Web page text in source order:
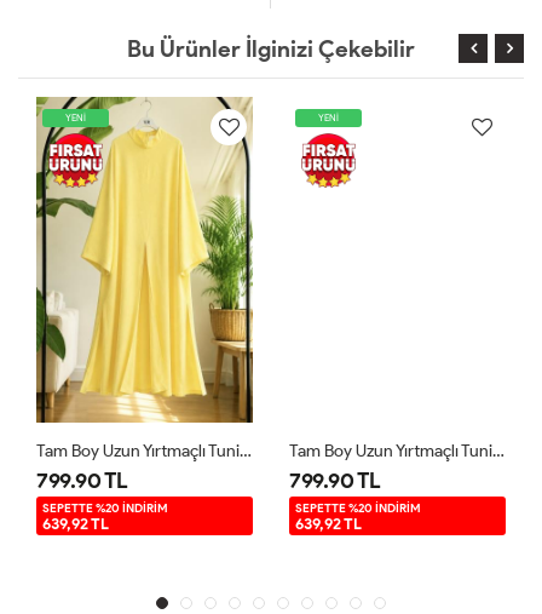
Bu Ürünler İlginizi Çekebilir
YENİ
Tam Boy Uzun Yırtmaçlı Tunik Sarı YR9580
799.90 TL
SEPETTE %20 İNDİRİM
639,92 TL
YENİ
Tam Boy Uzun Yırtmaçlı Tunik Mavi YR9580
799.90 TL
SEPETTE %20 İNDİRİM
639,92 TL